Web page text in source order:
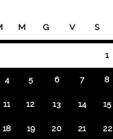
M G V S
1
4 5 6 7 8
11 12 13 14 15
18 19 20 21 22